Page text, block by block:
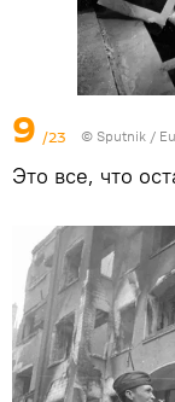
9 /23 © Sputnik /
Это все, что